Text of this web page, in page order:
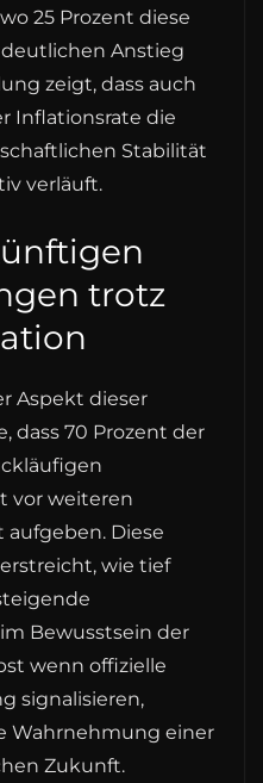
25 Prozent diese
Anstieg
zeigt, dass auch
Inflationsrate die
Stabilität
verläuft.
trotz
Aspekt dieser
dass 70 Prozent der
vor weiteren
Diese
wie tief
Bewusstsein der
wenn offizielle
signalisieren,
Wahrnehmung einer
Zukunft.